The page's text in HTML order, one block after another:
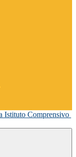
Istituto Comprensivo